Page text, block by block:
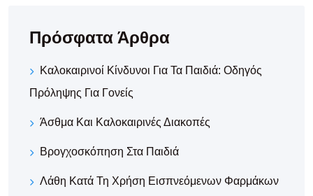
Πρόσφατα Άρθρα
Καλοκαιρινοί Κίνδυνοι Για Τα Παιδιά: Οδηγός
Πρόληψης Για Γονείς
Άσθμα Και Καλοκαιρινές Διακοπές
Βρογχοσκόπηση Στα Παιδιά
Λάθη Κατά Τη Χρήση Εισπνεόμενων Φαρμάκων